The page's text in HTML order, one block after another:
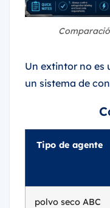
Un extintor no es
un sistema de
Tipo de agente
polvo seco ABC